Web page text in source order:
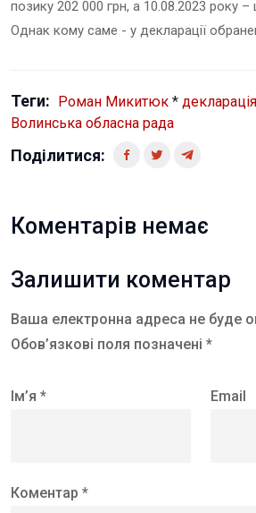
позику 202 000 грн, а 10.08.2023 року
Однак кому саме - у декларації
Теги: Роман Микитюк * декларація
Волинська обласна рада
Поділитися:
Коментарів немає
Залишити коментар
Ваша електронна адреса не буде
Обов’язкові поля позначені *
Ім’я * Email
Коментар *